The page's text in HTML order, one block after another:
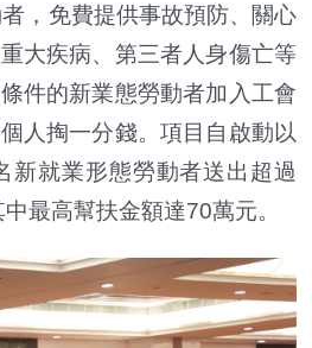
，免費提供事故預防、關心
大疾病、第三者人身傷亡等
件的新業態勞動者加入工會
人掏一分錢。項目自啟動以
新就業形態勞動者送出超過
最高幫扶金額達70萬元。